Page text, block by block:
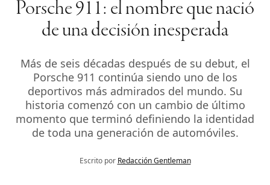
Porsche 911: el nombre que nació
de una decisión inesperada
Más de seis décadas después de su debut, el
Porsche 911 continúa siendo uno de los
deportivos más admirados del mundo. Su
historia comenzó con un cambio de último
momento que terminó definiendo la identidad
de toda una generación de automóviles.
Escrito por Redacción Gentleman